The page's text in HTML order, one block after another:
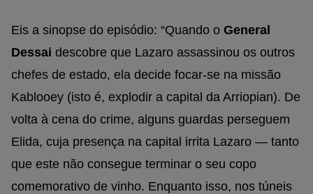
Eis a sinopse do episódio: “Quando o General
Dessai descobre que Lazaro assassinou os outros
chefes de estado, ela decide focar-se na missão
Kablooey (isto é, explodir a capital da Arriopian). De
volta à cena do crime, alguns guardas perseguem
Elida, cuja presença na capital irrita Lazaro — tanto
que este não consegue terminar o seu copo
comemorativo de vinho. Enquanto isso, nos túneis